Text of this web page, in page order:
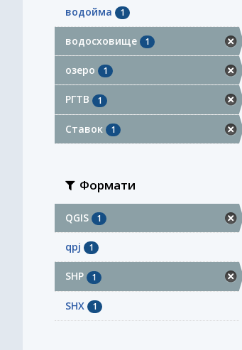
водойма 1
водосховище 1
озеро 1
РГТВ 1
Ставок 1
Формати
QGIS 1
qpj 1
SHP 1
SHX 1